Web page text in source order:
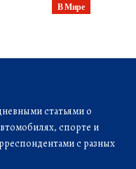
В Мире
статьями о
спорте и
с разных